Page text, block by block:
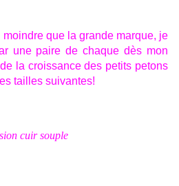
que la grande marque, je
une paire de chaque dès mon
la croissance des petits petons
tailles suivantes!
cuir souple